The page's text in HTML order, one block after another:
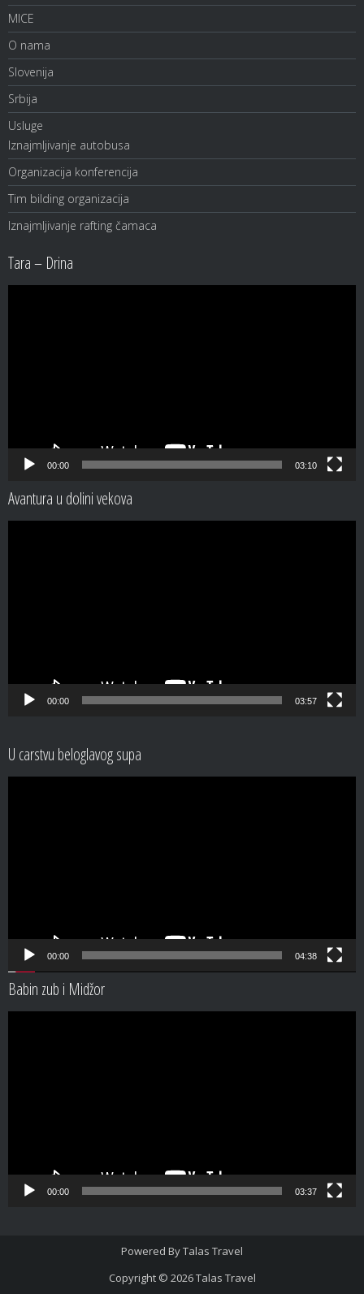
MICE
O nama
Slovenija
Srbija
Usluge
Iznajmljivanje autobusa
Organizacija konferencija
Tim bilding organizacija
Iznajmljivanje rafting čamaca
Tara – Drina
00:00 03:10
Avantura u dolini vekova
00:00 03:57
U carstvu beloglavog supa
00:00 04:38
Babin zub i Midžor
00:00 03:37
Powered ByTalas Travel
Copyright © 2026Talas Travel